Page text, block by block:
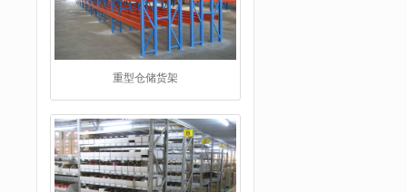
重型仓储货架